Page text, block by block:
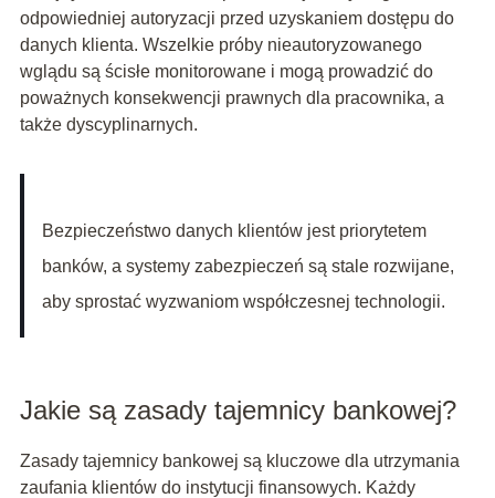
odpowiedniej autoryzacji przed uzyskaniem dostępu do
danych klienta. Wszelkie próby nieautoryzowanego
wglądu są ścisłe monitorowane i mogą prowadzić do
poważnych konsekwencji prawnych dla pracownika, a
także dyscyplinarnych.
Bezpieczeństwo danych klientów jest priorytetem
banków, a systemy zabezpieczeń są stale rozwijane,
aby sprostać wyzwaniom współczesnej technologii.
Jakie są zasady tajemnicy bankowej?
Zasady tajemnicy bankowej są kluczowe dla utrzymania
zaufania klientów do instytucji finansowych. Każdy